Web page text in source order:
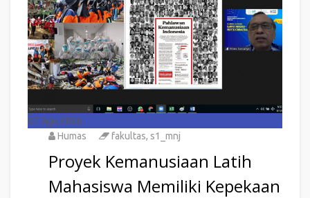
07 Agu 2026
Humas
fakultas, s1_mnj
Proyek Kemanusiaan Latih
Mahasiswa Memiliki Kepekaan